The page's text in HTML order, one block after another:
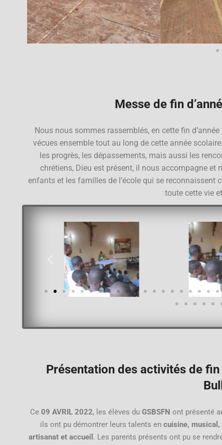
Messe de fin
Nous nous sommes rassemblés, en cette fin
vécues ensemble tout au long de cette année
les progrès, les dépassements, mais aussi les
chrétiens, Dieu est présent, il nous accompagne et
enfants et les familles de l’école qui se reconnaissent
toute cette vie
Présentation des activités de
Ce 09 AVRIL 2022, les élèves du GSBSFN ont présenté
ils ont pu démontrer leurs talents en cuisine, musical,
artisanat et accueil . Les parents présents ont pu se